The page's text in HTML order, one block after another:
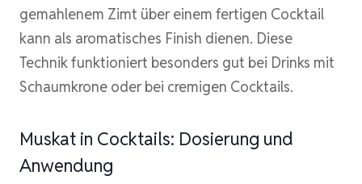
gemahlenem Zimt über einem fertigen Cocktail
kann als aromatisches Finish dienen. Diese
Technik funktioniert besonders gut bei Drinks mit
Schaumkrone oder bei cremigen Cocktails.
Muskat in Cocktails: Dosierung und
Anwendung